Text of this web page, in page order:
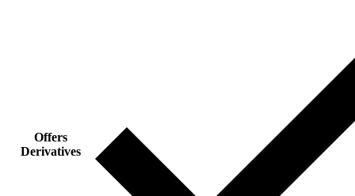
Offers
Derivatives